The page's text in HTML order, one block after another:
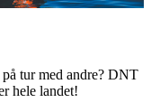
tur med andre? DNT
hele landet!